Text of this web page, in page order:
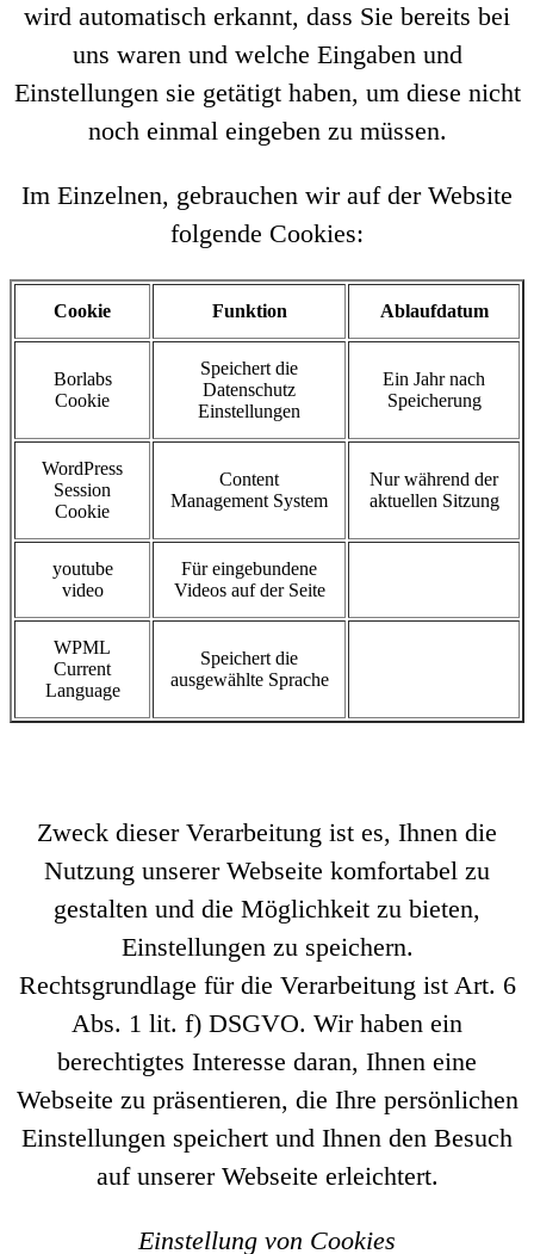
wird automatisch erkannt, dass Sie bereits bei
uns waren und welche Eingaben und
Einstellungen sie getätigt haben, um diese nicht
noch einmal eingeben zu müssen.
Im Einzelnen, gebrauchen wir auf der Website
folgende Cookies:
Cookie Funktion Ablaufdatum
Borlabs
Cookie
Speichert die
Datenschutz
Einstellungen
Ein Jahr nach
Speicherung
WordPress
Session
Cookie
Content
Management System
Nur während der
aktuellen Sitzung
youtube
video
Für eingebundene
Videos auf der Seite
WPML
Current
Language
Speichert die
ausgewählte Sprache
Zweck dieser Verarbeitung ist es, Ihnen die
Nutzung unserer Webseite komfortabel zu
gestalten und die Möglichkeit zu bieten,
Einstellungen zu speichern.
Rechtsgrundlage für die Verarbeitung ist Art. 6
Abs. 1 lit. f) DSGVO. Wir haben ein
berechtigtes Interesse daran, Ihnen eine
Webseite zu präsentieren, die Ihre persönlichen
Einstellungen speichert und Ihnen den Besuch
auf unserer Webseite erleichtert.
Einstellung von Cookies